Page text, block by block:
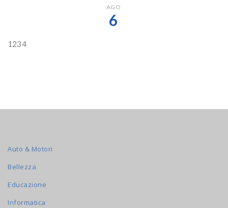
AGO
6
1234
Auto & Motori
Bellezza
Educazione
Informatica